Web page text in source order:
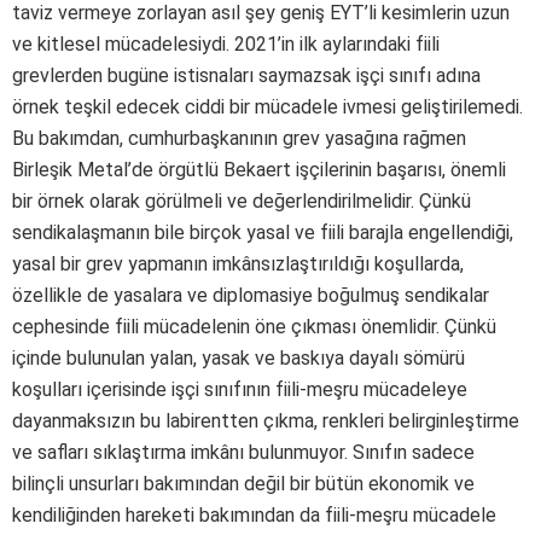
taviz vermeye zorlayan asıl şey geniş EYT’li kesimlerin uzun
ve kitlesel mücadelesiydi. 2021’in ilk aylarındaki fiili
grevlerden bugüne istisnaları saymazsak işçi sınıfı adına
örnek teşkil edecek ciddi bir mücadele ivmesi geliştirilemedi.
Bu bakımdan, cumhurbaşkanının grev yasağına rağmen
Birleşik Metal’de örgütlü Bekaert işçilerinin başarısı, önemli
bir örnek olarak görülmeli ve değerlendirilmelidir. Çünkü
sendikalaşmanın bile birçok yasal ve fiili barajla engellendiği,
yasal bir grev yapmanın imkânsızlaştırıldığı koşullarda,
özellikle de yasalara ve diplomasiye boğulmuş sendikalar
cephesinde fiili mücadelenin öne çıkması önemlidir. Çünkü
içinde bulunulan yalan, yasak ve baskıya dayalı sömürü
koşulları içerisinde işçi sınıfının fiili-meşru mücadeleye
dayanmaksızın bu labirentten çıkma, renkleri belirginleştirme
ve safları sıklaştırma imkânı bulunmuyor. Sınıfın sadece
bilinçli unsurları bakımından değil bir bütün ekonomik ve
kendiliğinden hareketi bakımından da fiili-meşru mücadele